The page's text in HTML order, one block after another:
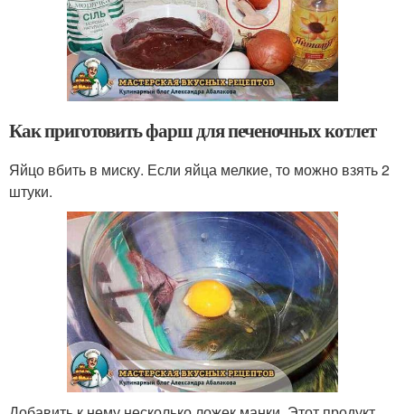
Как приготовить фарш для печеночных котлет
Яйцо вбить в миску. Если яйца мелкие, то можно взять 2
штуки.